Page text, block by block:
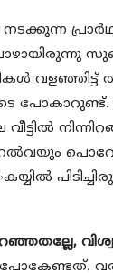
വളഞ്ഞിട്ട്​
ഹല്‍വയും
പോകേണ്ടത്.